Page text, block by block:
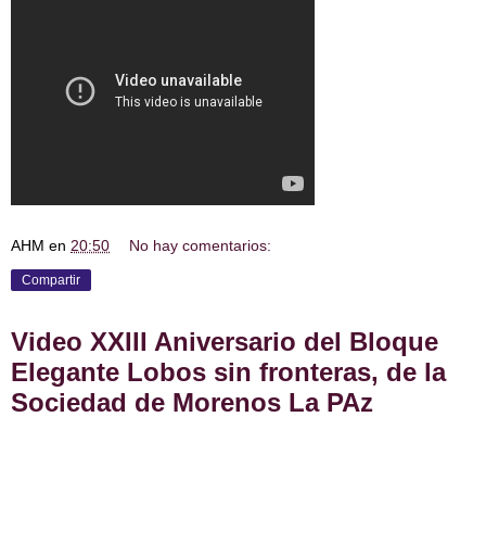
AHM en 20:50 No hay comentarios:
Compartir
Video XXIII Aniversario del Bloque
Elegante Lobos sin fronteras, de la
Sociedad de Morenos La PAz